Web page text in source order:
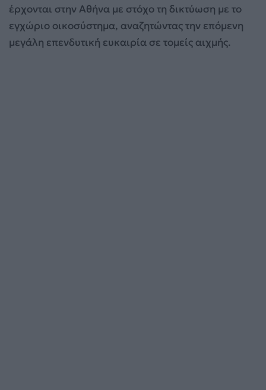
έρχονται στην Αθήνα με στόχο τη δικτύωση με το
εγχώριο οικοσύστημα, αναζητώντας την επόμενη
μεγάλη επενδυτική ευκαιρία σε τομείς αιχμής.